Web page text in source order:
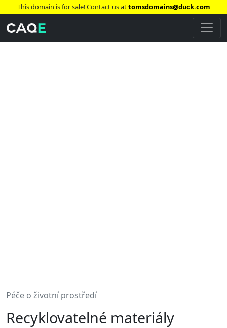
This domain is for sale! Contact us attomsdomains@duck.com
Péče o životní prostředí
Recyklovatelné materiály